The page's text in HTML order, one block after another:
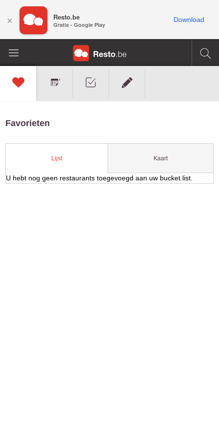
Favorieten
Lijst Kaart
U hebt nog geen restaurants toegevoegd aan uw bucket list.
× Resto.be
Gratis - Google Play
Download